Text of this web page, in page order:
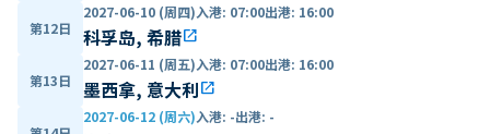
第12日
2027-06-10 (周四)入港: 07:00出港: 16:00
科孚岛, 希腊open_in_new
第13日
2027-06-11 (周五)入港: 07:00出港: 16:00
墨西拿, 意大利open_in_new
2027-06-12 (周六)入港: -出港: -